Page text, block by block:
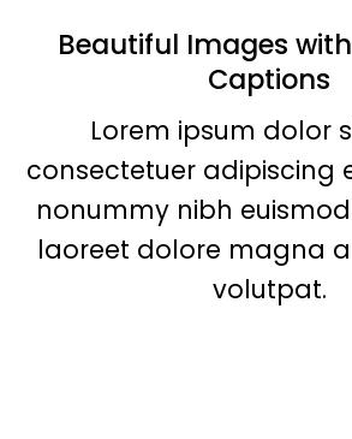
Beautiful Images
Captions
Lorem ipsum dolor
consectetuer adipiscing
nonummy nibh
laoreet dolore magna
volutpat.